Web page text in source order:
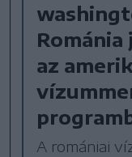
az
A romániai